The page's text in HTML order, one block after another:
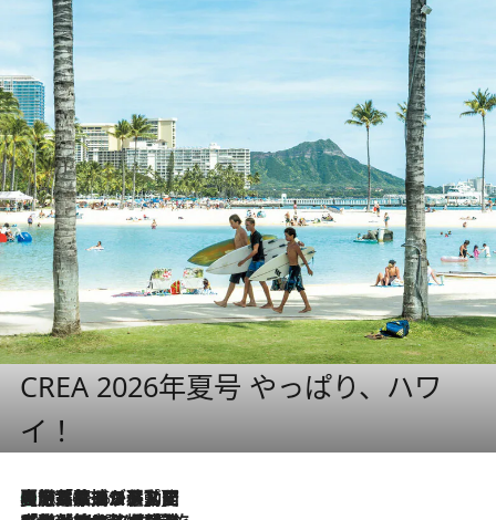
CREA 2026年夏号 やっぱり、ハワ
イ！
2026.8.5
【厳選旅コスメ】国内をあちこち移動する河井菜摘が選んだ夏旅ベストコスメ発表！「リラックスアイテムはマスト」【Mサイズジップ】